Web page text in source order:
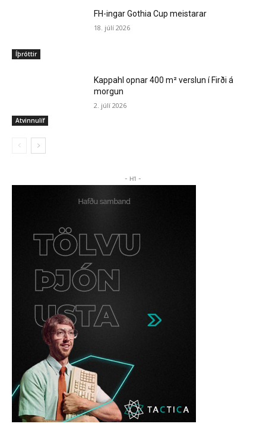
Íþróttir
FH-ingar Gothia Cup meistarar
18. júlí 2026
Atvinnulíf
Kappahl opnar 400 m² verslun í Firði á
morgun
2. júlí 2026
- H1 -